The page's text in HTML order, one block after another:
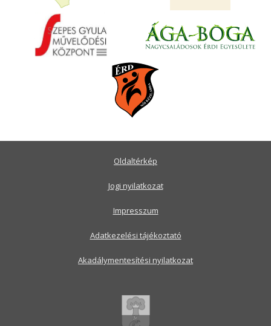
Oldaltérkép
Jogi nyilatkozat
Impresszum
Adatkezelési tájékoztató
Akadálymentesítési nyilatkozat